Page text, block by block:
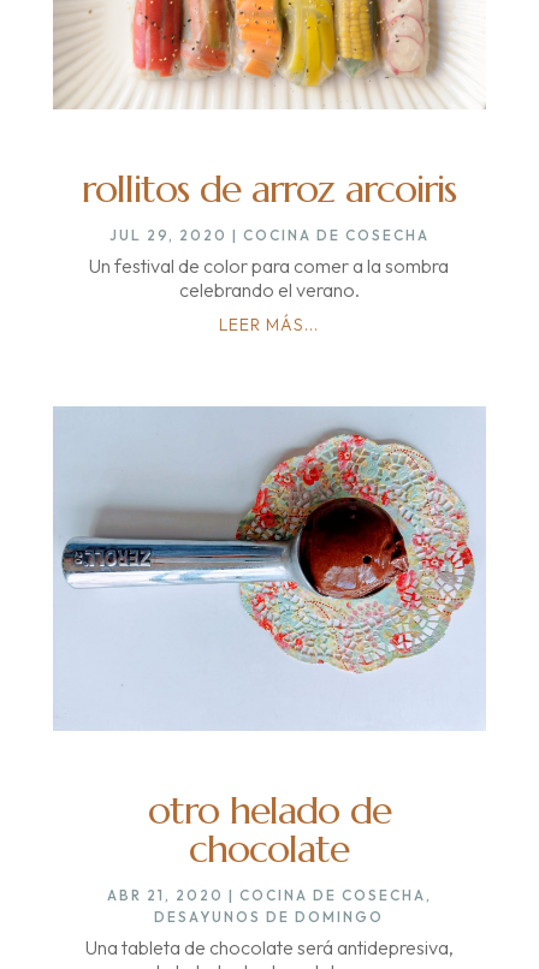
rollitos de arroz arcoiris
JUL 29, 2020 | COCINA DE COSECHA
Un festival de color para comer a la sombra
celebrando el verano.
LEER MÁS...
otro helado de
chocolate
ABR 21, 2020 | COCINA DE COSECHA ,
DESAYUNOS DE DOMINGO
Una tableta de chocolate será antidepresiva,